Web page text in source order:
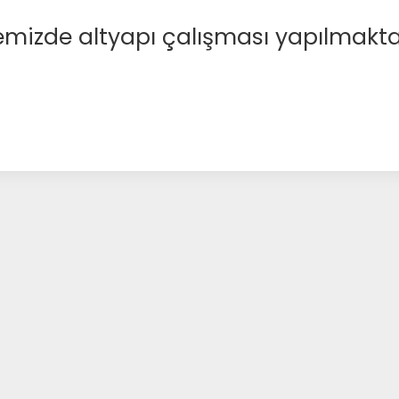
altyapı çalışması